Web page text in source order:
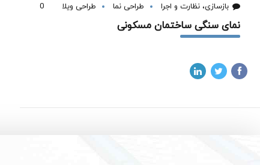
بازسازی، نظارت و اجرا طراحی نما طراحی ویلا 0
نمای سنگی ساختمان مسکونی